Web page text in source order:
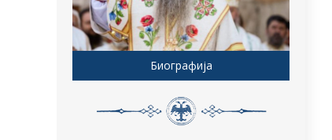
Биографија